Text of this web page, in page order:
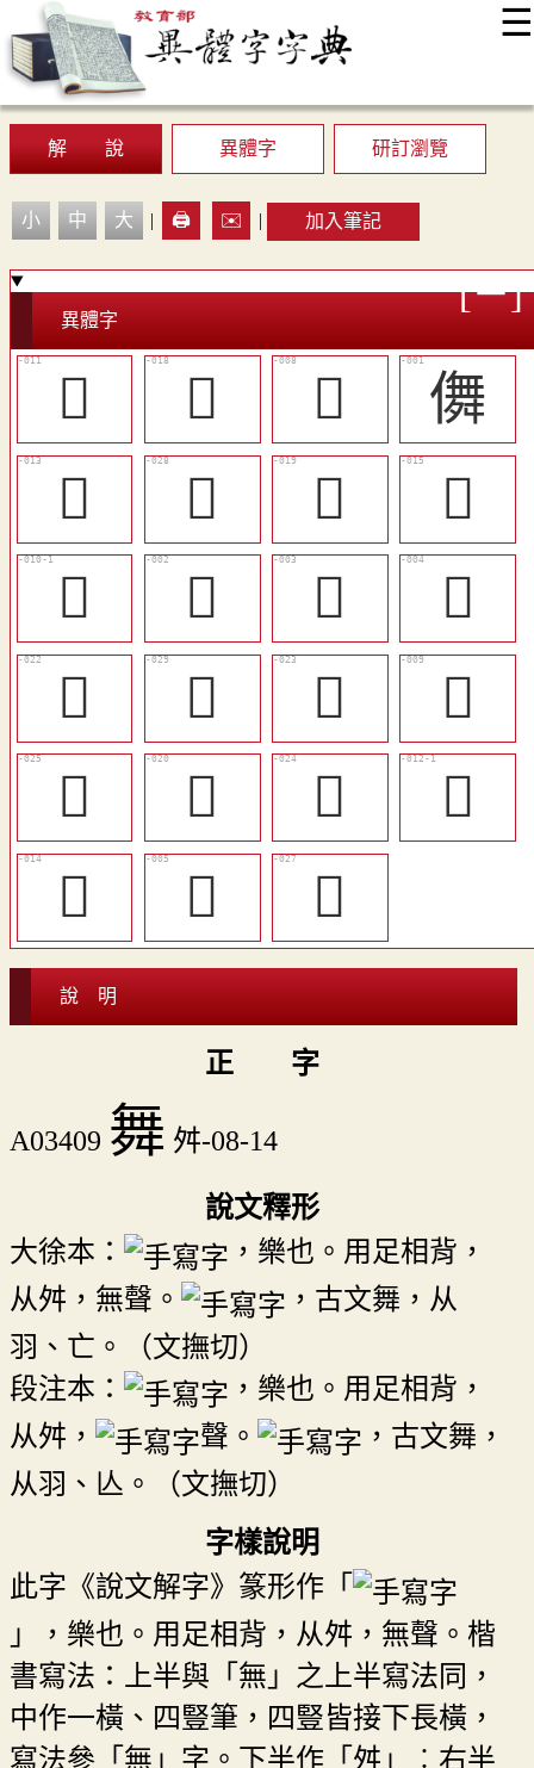
☰
最新消息
顯示模式
網站導覽
解 說
異體字 研訂瀏覽
小 中 大 | 🖨️ ✉️ | 加入筆記
異體字
󰋽 󴻒 󴻊
儛
󴻏
󴻙 󴻓
󴻑
󴻌
𦐀 𦏶
󴻈
󴻕
󴻚 󴻖
󴻋
󴻘
󴻔 󴻗
󴻎
󴻐
󴻉 𦨅
說 明
正 字
A03409 舞 舛-08-14
說文釋形
大徐本：
，樂也。用足相背，
从舛，無聲。
，古文舞，从
羽、亡。（文撫切）
段注本：
，樂也。用足相背，
从舛，
聲。
，古文舞，
从羽、亾。（文撫切）
字樣說明
此字《說文解字》篆形作「
」，樂也。用足相背，从舛，無聲。楷
書寫法：上半與「無」之上半寫法同，
中作一橫、四豎筆，四豎皆接下長橫，
寫法參「無」字。下半作「舛」︰右半